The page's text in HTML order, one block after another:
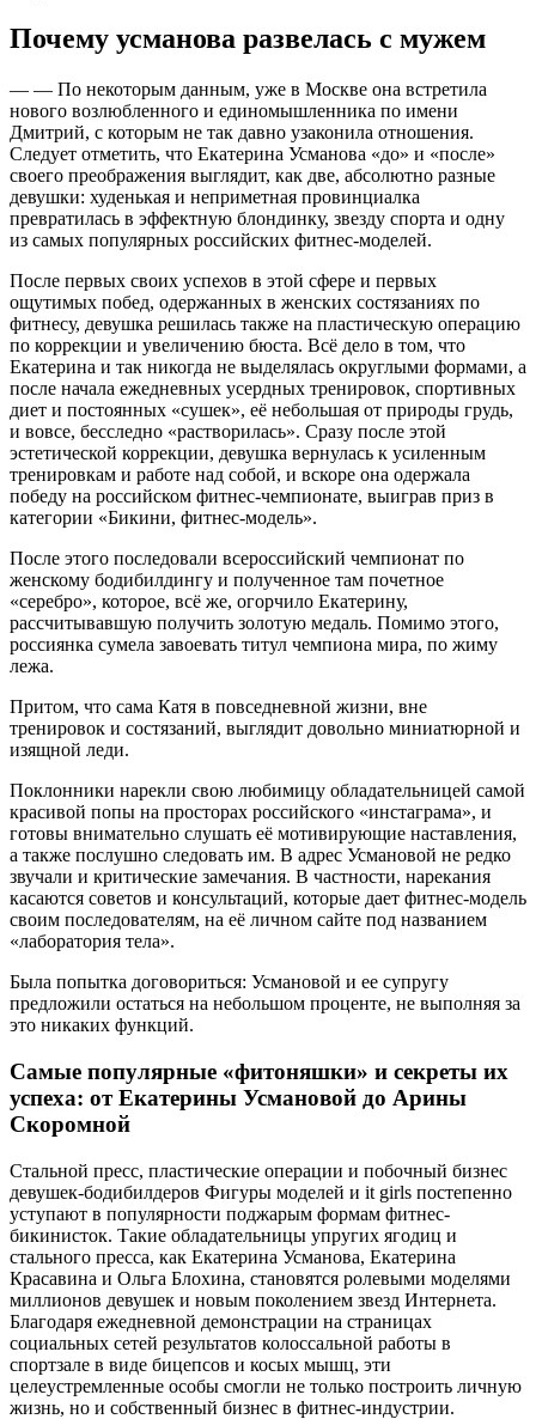
Почему усманова развелась с мужем
— — По некоторым данным, уже в Москве она встретила
нового возлюбленного и единомышленника по имени
Дмитрий, с которым не так давно узаконила отношения.
Следует отметить, что Екатерина Усманова «до» и «после»
своего преображения выглядит, как две, абсолютно разные
девушки: худенькая и неприметная провинциалка
превратилась в эффектную блондинку, звезду спорта и одну
из самых популярных российских фитнес-моделей.
После первых своих успехов в этой сфере и первых
ощутимых побед, одержанных в женских состязаниях по
фитнесу, девушка решилась также на пластическую операцию
по коррекции и увеличению бюста. Всё дело в том, что
Екатерина и так никогда не выделялась округлыми формами, а
после начала ежедневных усердных тренировок, спортивных
диет и постоянных «сушек», её небольшая от природы грудь,
и вовсе, бесследно «растворилась». Сразу после этой
эстетической коррекции, девушка вернулась к усиленным
тренировкам и работе над собой, и вскоре она одержала
победу на российском фитнес-чемпионате, выиграв приз в
категории «Бикини, фитнес-модель».
После этого последовали всероссийский чемпионат по
женскому бодибилдингу и полученное там почетное
«серебро», которое, всё же, огорчило Екатерину,
рассчитывавшую получить золотую медаль. Помимо этого,
россиянка сумела завоевать титул чемпиона мира, по жиму
лежа.
Притом, что сама Катя в повседневной жизни, вне
тренировок и состязаний, выглядит довольно миниатюрной и
изящной леди.
Поклонники нарекли свою любимицу обладательницей самой
красивой попы на просторах российского «инстаграма», и
готовы внимательно слушать её мотивирующие наставления,
а также послушно следовать им. В адрес Усмановой не редко
звучали и критические замечания. В частности, нарекания
касаются советов и консультаций, которые дает фитнес-модель
своим последователям, на её личном сайте под названием
«лаборатория тела».
Была попытка договориться: Усмановой и ее супругу
предложили остаться на небольшом проценте, не выполняя за
это никаких функций.
Самые популярные «фитоняшки» и секреты их
успеха: от Екатерины Усмановой до Арины
Скоромной
Стальной пресс, пластические операции и побочный бизнес
девушек-бодибилдеров Фигуры моделей и it girls постепенно
уступают в популярности поджарым формам фитнес-
бикинисток. Такие обладательницы упругих ягодиц и
стального пресса, как Екатерина Усманова, Екатерина
Красавина и Ольга Блохина, становятся ролевыми моделями
миллионов девушек и новым поколением звезд Интернета.
Благодаря ежедневной демонстрации на страницах
социальных сетей результатов колоссальной работы в
спортзале в виде бицепсов и косых мышц, эти
целеустремленные особы смогли не только построить личную
жизнь, но и собственный бизнес в фитнес-индустрии.